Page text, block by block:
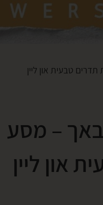
טבעית און ליין
באך – מסע
און ליין